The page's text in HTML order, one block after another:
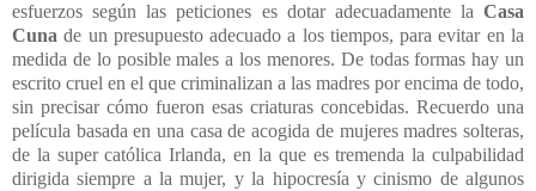
esfuerzos según las peticiones es dotar adecuadamente la Casa
Cunade un presupuesto adecuado a los tiempos, para evitar en la
medida de lo posible males a los menores. De todas formas hay un
escrito cruel en el que criminalizan a las madres por encima de todo,
sin precisar cómo fueron esas criaturas concebidas. Recuerdo una
película basada en una casa de acogida de mujeres madres solteras,
de la super católica Irlanda, en la que es tremenda la culpabilidad
dirigida siempre a la mujer, y la hipocresía y cinismo de algunos